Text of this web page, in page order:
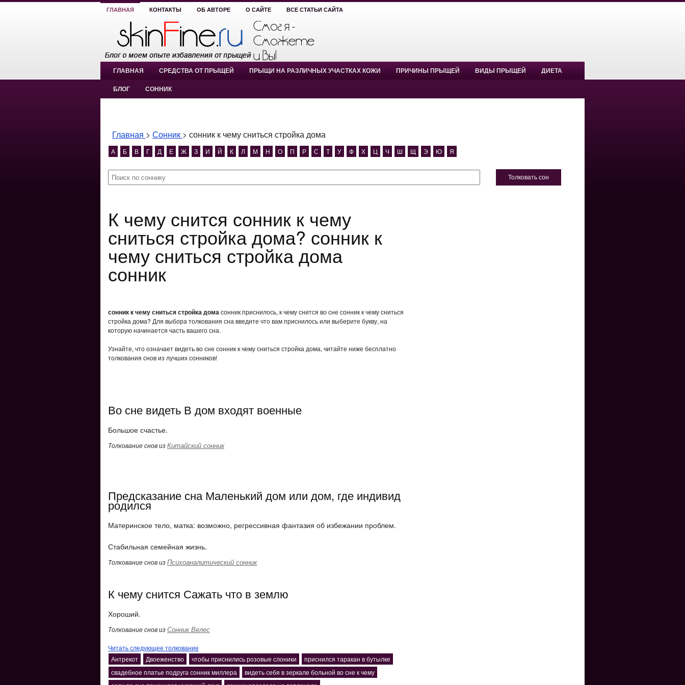
ГЛАВНАЯ КОНТАКТЫ ОБ АВТОРЕ О САЙТЕ ВСЕ СТАТЬИ САЙТА
ГЛАВНАЯ СРЕДСТВА ОТ ПРЫЩЕЙ ПРЫЩИ НА РАЗЛИЧНЫХ УЧАСТКАХ КОЖИ ПРИЧИНЫ ПРЫЩЕЙ ВИДЫ ПРЫЩЕЙ ДИЕТА
БЛОГ СОННИК
Главная > Сонник > сонник к чему сниться стройка дома
А Б В Г Д Е Ж З И Й К Л М Н О П Р С Т У Ф Х Ц Ч Ш Щ Э Ю Я
Толковать сон
К чему снится сонник к чему
сниться стройка дома? сонник к
чему сниться стройка дома
сонник
сонник к чему сниться стройка домасонник приснилось, к чему снится во сне сонник к чему сниться
стройка дома? Для выбора толкования сна введите что вам приснилось или выберите букву, на
которую начинается часть вашего сна.
Узнайте, что означает видеть во сне сонник к чему сниться стройка дома, читайте ниже бесплатно
толкования снов из лучших сонников!
Во сне видеть В дом входят военные
Большое счастье.
Толкование снов изКитайский сонник
Предсказание сна Маленький дом или дом, где индивид
родился
Материнское тело, матка: возможно, регрессивная фантазия об избежании проблем.
Стабильная семейная жизнь.
Толкование снов изПсихоаналитический сонник
К чему снится Сажать что в землю
Хороший.
Толкование снов изСонник Велес
Читать следующее толкование
Антрекот
Двоеженство чтобы приснились розовые слоники
приснился таракан в бутылке
свадебное платье подруга сонник миллера
видеть себя в зеркале больной во сне к чему